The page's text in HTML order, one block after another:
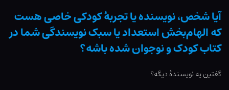
آیا شخص، نویسنده یا تجربۀ کودکی خاصی هست
که الهام‌بخش استعداد یا سبک نویسندگی شما در
کتاب کودک و نوجوان شده باشه؟
گفتین یه نویسندۀ دیگه؟